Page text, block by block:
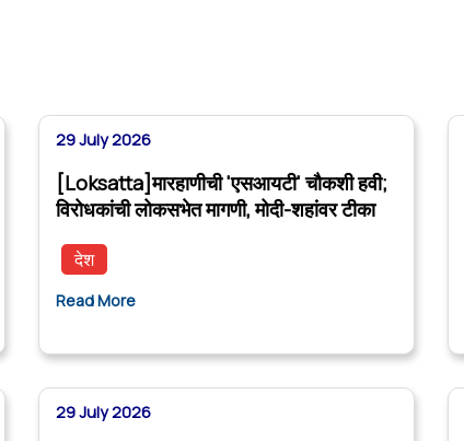
29 July 2026
[Loksatta]मारहाणीची 'एसआयटी' चौकशी हवी;
विरोधकांची लोकसभेत मागणी, मोदी-शहांवर टीका
देश
Read More
29 July 2026